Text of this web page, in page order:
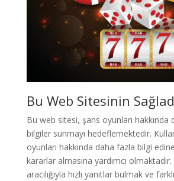
Bu Web Sitesinin
Bu web sitesi, şans oyunları hakkında
bilgiler sunmayı hedeflemektedir.
oyunları hakkında daha fazla bilgi
kararlar almasına yardımcı
aracılığıyla hızlı yanıtlar bulmak ve